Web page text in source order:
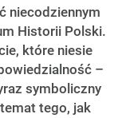
niecodziennym
Historii Polski.
które niesie
–
symboliczny
tego, jak